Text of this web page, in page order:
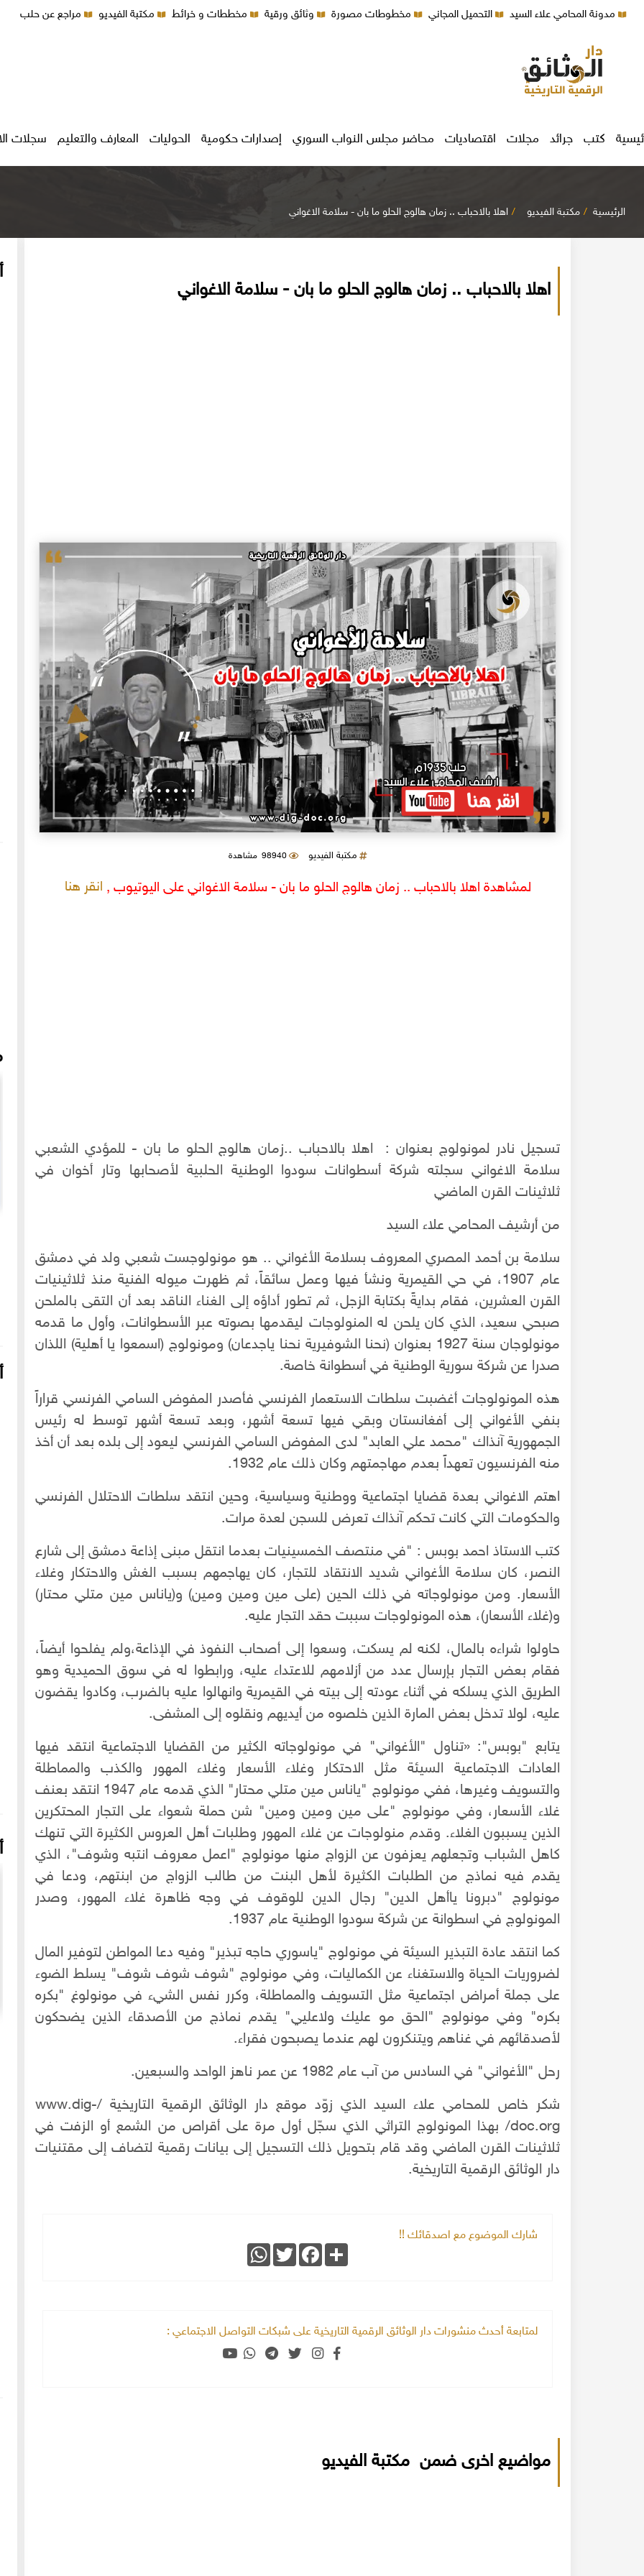
مدونة المحامي علاء السيد التحميل المجاني مخطوطات مصورة وثائق ورقية مخططات و خرائط مكتبة الفيديو مراجع عن حلب
كتب جرائد مجلات اقتصاديات محاضر مجلس النواب السوري إصدارات حكومية الحوليات المعارف والتعليم سجلات
الرئيسية مكتبة الفيديو اهلا بالاحباب .. زمان هالوج الحلو ما بان - سلامة الاغواني
اهلا بالاحباب .. زمان هالوج الحلو ما بان - سلامة الاغواني
مكتبة الفيديو 98940 مشاهدة
لمشاهدة اهلا بالاحباب .. زمان هالوج الحلو ما بان - سلامة الاغواني على اليوتيوب , انقر هنا
تسجيل نادر لمونولوج بعنوان : اهلا بالاحباب ..زمان هالوج الحلو ما بان - للمؤدي الشعبي
سلامة الاغواني سجلته شركة أسطوانات سودوا الوطنية الحلبية لأصحابها وتار أخوان في
ثلاثينات القرن الماضي
من أرشيف المحامي علاء السيد
سلامة بن أحمد المصري المعروف بسلامة الأغواني .. هو مونولوجست شعبي ولد في دمشق
عام 1907، في حي القيمرية ونشأ فيها وعمل سائقاً، ثم ظهرت ميوله الفنية منذ ثلاثينيات
القرن العشرين، فقام بدايةً بكتابة الزجل، ثم تطور أداؤه إلى الغناء الناقد بعد أن التقى بالملحن
صبحي سعيد، الذي كان يلحن له المنولوجات ليقدمها بصوته عبر الأسطوانات، وأول ما قدمه
مونولوجان سنة 1927 بعنوان (نحنا الشوفيرية نحنا ياجدعان) ومونولوج (اسمعوا يا أهلية) اللذان
صدرا عن شركة سورية الوطنية في أسطوانة خاصة.
هذه المونولوجات أغضبت سلطات الاستعمار الفرنسي فأصدر المفوض السامي الفرنسي قراراً
بنفي الأغواني إلى أفغانستان وبقي فيها تسعة أشهر، وبعد تسعة أشهر توسط له رئيس
الجمهورية آنذاك "محمد علي العابد" لدى المفوض السامي الفرنسي ليعود إلى بلده بعد أن أخذ
منه الفرنسيون تعهداً بعدم مهاجمتهم وكان ذلك عام 1932.
اهتم الاغواني بعدة قضايا اجتماعية ووطنية وسياسية، وحين انتقد سلطات الاحتلال الفرنسي
والحكومات التي كانت تحكم آنذاك تعرض للسجن لعدة مرات.
كتب الاستاذ احمد بوبس : "في منتصف الخمسينيات بعدما انتقل مبنى إذاعة دمشق إلى شارع
النصر، كان سلامة الأغواني شديد الانتقاد للتجار، كان يهاجمهم بسبب الغش والاحتكار وغلاء
الأسعار. ومن مونولوجاته في ذلك الحين (على مين ومين ومين) و(ياناس مين متلي محتار)
و(غلاء الأسعار)، هذه المونولوجات سببت حقد التجار عليه.
حاولوا شراءه بالمال، لكنه لم يسكت، وسعوا إلى أصحاب النفوذ في الإذاعة،ولم يفلحوا أيضاً،
فقام بعض التجار بإرسال عدد من أزلامهم للاعتداء عليه، ورابطوا له في سوق الحميدية وهو
الطريق الذي يسلكه في أثناء عودته إلى بيته في القيمرية وانهالوا عليه بالضرب، وكادوا يقضون
عليه، لولا تدخل بعض المارة الذين خلصوه من أيديهم ونقلوه إلى المشفى.
يتابع "بوبس": «تناول "الأغواني" في مونولوجاته الكثير من القضايا الاجتماعية انتقد فيها
العادات الاجتماعية السيئة مثل الاحتكار وغلاء الأسعار وغلاء المهور والكذب والمماطلة
والتسويف وغيرها، ففي مونولوج "ياناس مين متلي محتار" الذي قدمه عام 1947 انتقد بعنف
غلاء الأسعار، وفي مونولوج "على مين ومين ومين" شن حملة شعواء على التجار المحتكرين
الذين يسببون الغلاء. وقدم منولوجات عن غلاء المهور وطلبات أهل العروس الكثيرة التي تنهك
كاهل الشباب وتجعلهم يعزفون عن الزواج منها مونولوج "اعمل معروف انتبه وشوف"، الذي
يقدم فيه نماذج من الطلبات الكثيرة لأهل البنت من طالب الزواج من ابنتهم، ودعا في
مونولوج "دبرونا ياأهل الدين" رجال الدين للوقوف في وجه ظاهرة غلاء المهور، وصدر
المونولوج في اسطوانة عن شركة سودوا الوطنية عام 1937.
كما انتقد عادة التبذير السيئة في مونولوج "ياسوري حاجه تبذير" وفيه دعا المواطن لتوفير المال
لضروريات الحياة والاستغناء عن الكماليات، وفي مونولوج "شوف شوف شوف" يسلط الضوء
على جملة أمراض اجتماعية مثل التسويف والمماطلة، وكرر نفس الشيء في مونولوغ "بكره
بكره" وفي مونولوج "الحق مو عليك ولاعليي" يقدم نماذج من الأصدقاء الذين يضحكون
لأصدقائهم في غناهم ويتنكرون لهم عندما يصبحون فقراء.
رحل "الأغواني" في السادس من آب عام 1982 عن عمر ناهز الواحد والسبعين.
شكر خاص للمحامي علاء السيد الذي زوّد موقع دار الوثائق الرقمية التاريخية /www.dig-
doc.org/ بهذا المونولوج التراثي الذي سجّل أول مرة على أقراص من الشمع أو الزفت في
ثلاثينات القرن الماضي وقد قام بتحويل ذلك التسجيل إلى بيانات رقمية لتضاف إلى مقتنيات
دار الوثائق الرقمية التاريخية.
شارك الموضوع مع اصدقائك !!
Share
Facebook
Twitter
WhatsApp
لمتابعة أحدث منشورات دار الوثائق الرقمية التاريخية على شبكات التواصل الاجتماعي :
مواضيع اخرى ضمن مكتبة الفيديو
كتاب نهر الذهب في تاريخ حلب - الاجزاء الثلاثة الطبعة
الأولى 1922م - كامل الغزي
كتاب "ألف ليلة وليلة" 1862م - الاجزاء الاربعة - النسخة
الاصلية غير المنقحة
لقاء مع السيدة أميرة صائم الدهر ابنة الحاج سامي صائم
16-04-2022
شعار الماسونية على واجهة قصر رزق الله غزالة بحي العزيزية
الاحتلال البريطاني لسوريا 1918
عند انتهاء الحرب العالمية الأولى عام 1918، انسحبت
تعدادهم قد وصل إلى عشرة آلاف جندي ألماني، وخمسة
موالين للعثمانيينالمزيد
ما لم ينشر عن "الطقس الاسكتلندي الماسوني "
لا تزال الأسئلة والتكهنات كثيرة حول نشوء تنظيم
"الماسونية" السري والذي يعرف باسم "عشيرة البناؤون
الأحرار"، ومن الروايات الشائعة عن نشأة الماسونية